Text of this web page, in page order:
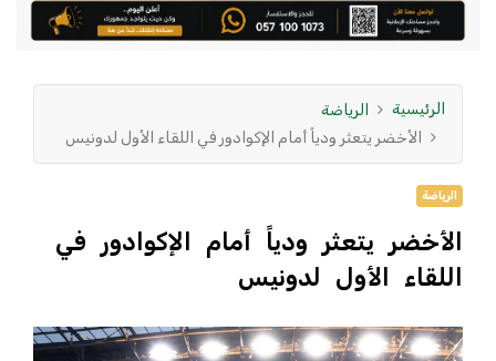
الرئيسية
الرياضة
الأخضر يتعثر ودياً أمام الإكوادور في اللقاء الأول لدونيس
الرياضة
الأخضر يتعثر ودياً أمام الإكوادور في
اللقاء الأول لدونيس